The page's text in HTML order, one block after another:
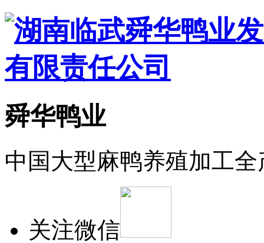
舜华鸭业
中国大型麻鸭养殖加工
关注微信